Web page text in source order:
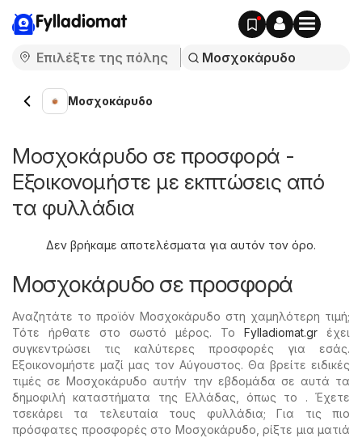
Fylladiomat
Μοσχοκάρυδο
Μοσχοκάρυδο σε προσφορά -
Εξοικονομήστε με εκπτώσεις από
τα φυλλάδια
Δεν βρήκαμε αποτελέσματα για αυτόν τον όρο.
Μοσχοκάρυδο σε προσφορά
Αναζητάτε το προϊόν Μοσχοκάρυδο στη χαμηλότερη τιμή;
Τότε ήρθατε στο σωστό μέρος. Το Fylladiomat.gr έχει
συγκεντρώσει τις καλύτερες προσφορές για εσάς.
Εξοικονομήστε μαζί μας τον Αύγουστος. Θα βρείτε ειδικές
τιμές σε Μοσχοκάρυδο αυτήν την εβδομάδα σε αυτά τα
δημοφιλή καταστήματα της Ελλάδας, όπως το . Έχετε
τσεκάρει τα τελευταία τους φυλλάδια; Για τις πιο
πρόσφατες προσφορές στο Μοσχοκάρυδο, ρίξτε μια ματιά